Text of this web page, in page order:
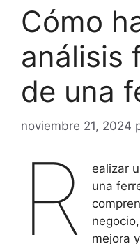
Cómo
análisis
de una
noviembre 21, 2024
R
ealizar
una
mejora